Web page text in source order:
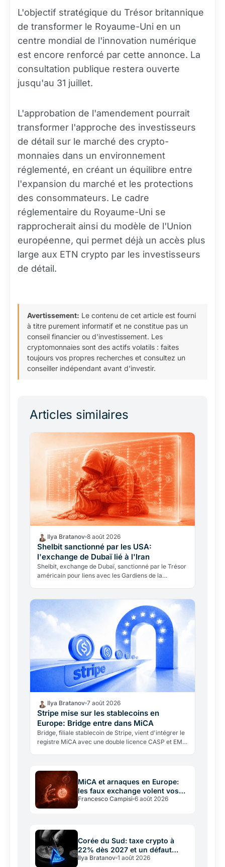
L'objectif stratégique du Trésor britannique
de transformer le Royaume-Uni en un
centre mondial de l'innovation numérique
est encore renforcé par cette annonce. La
consultation publique restera ouverte
jusqu'au 31 juillet.
L'approbation de l'amendement pourrait
transformer l'approche des investisseurs
de détail sur le marché des crypto-
monnaies dans un environnement
réglementé, en créant un équilibre entre
l'expansion du marché et les protections
des consommateurs. Le cadre
réglementaire du Royaume-Uni se
rapprocherait ainsi du modèle de l'Union
européenne, qui permet déjà un accès plus
large aux ETN crypto par les investisseurs
de détail.
Avertissement: Le contenu de cet article est fourni
à titre purement informatif et ne constitue pas un
conseil financier ou d'investissement. Les
cryptomonnaies sont des actifs volatils : faites
toujours vos propres recherches et consultez un
conseiller indépendant avant d'investir.
Articles similaires
Ilya Bratanov 8 août 2026
Shelbit sanctionné par les USA:
l'exchange de Dubaï lié à l'Iran
Shelbit, exchange de Dubaï, sanctionné par le Trésor
américain pour liens avec les Gardiens de la
Ilya Bratanov 7 août 2026
Stripe mise sur les stablecoins en
Europe: Bridge entre dans MiCA
Bridge, filiale stablecoin de Stripe, vient d'intégrer le
registre MiCA avec une double licence CASP et EMI
MiCA et arnaques en Europe:
les faux exchange volent vos
crypto
Francesco Campisi 6 août 2026
Corée du Sud: taxe crypto à
22% dès 2027 et un défaut
commun avec la France
Ilya Bratanov 1 août 2026